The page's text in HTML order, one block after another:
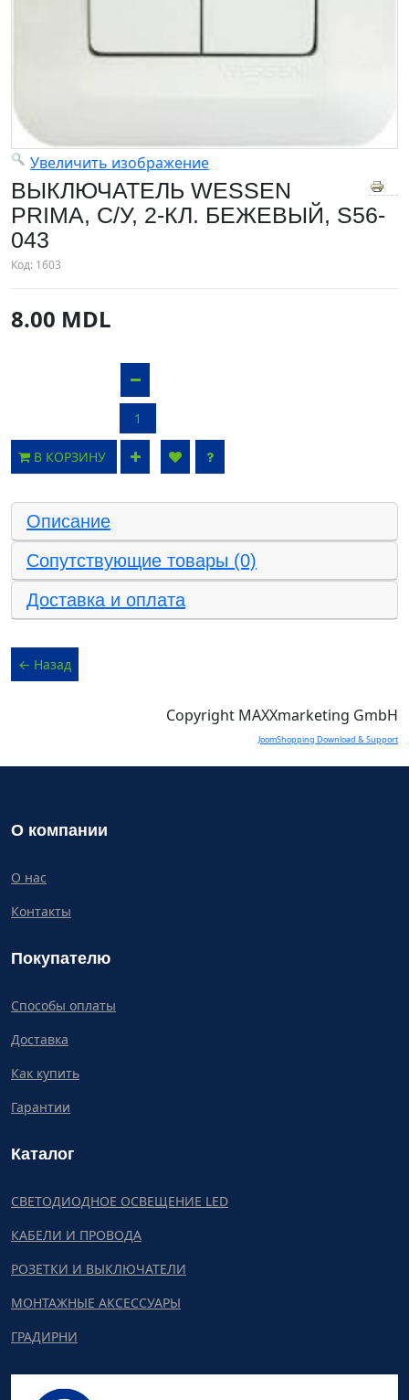
Увеличить изображение
ВЫКЛЮЧАТЕЛЬ WESSEN
PRIMA, С/У, 2-КЛ. БЕЖЕВЫЙ, S56-
043
Код: 1603
8.00 MDL
В КОРЗИНУ
Описание
Сопутствующие товары (0)
Доставка и оплата
Copyright MAXXmarketing GmbH
JoomShopping Download & Support
О компании
О нас
Контакты
Покупателю
Способы оплаты
Доставка
Как купить
Гарантии
Каталог
СВЕТОДИОДНОЕ ОСВЕЩЕНИЕ LED
КАБЕЛИ И ПРОВОДА
РОЗЕТКИ И ВЫКЛЮЧАТЕЛИ
МОНТАЖНЫЕ АКСЕССУАРЫ
ГРАДИРНИ